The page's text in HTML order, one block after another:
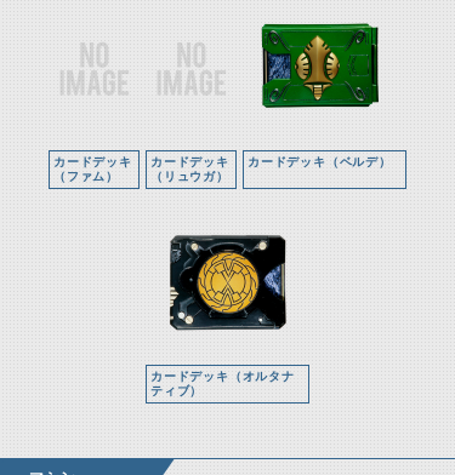
カードデッキ
（ファム）
カードデッキ
（リュウガ）
カードデッキ（ベルデ）
カードデッキ（オルタナ
ティブ）